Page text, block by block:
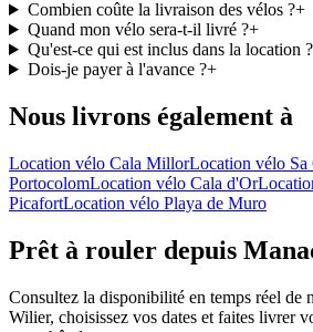
Combien coûte la livraison des vélos ?+
Quand mon vélo sera-t-il livré ?+
Qu'est-ce qui est inclus dans la location ?
Dois-je payer à l'avance ?+
Nous livrons également à
Location vélo Cala MillorLocation vélo Sa
PortocolomLocation vélo Cala d'Or
PicafortLocation vélo Playa de Muro
Prêt à rouler depuis
Consultez la disponibilité en temps réel de
Wilier, choisissez vos dates et faites livrer